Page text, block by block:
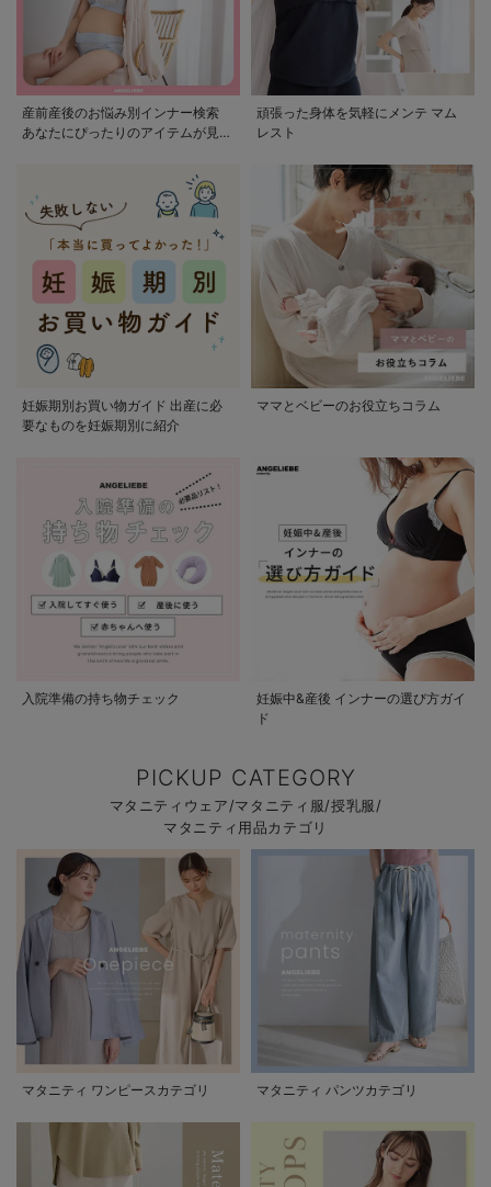
産前産後のお悩み別インナー検索
あなたにぴったりのアイテムが見つ
頑張った身体を気軽にメンテ マム
レスト
妊娠期別お買い物ガイド 出産に必
要なものを妊娠期別に紹介
ママとベビーのお役立ちコラム
入院準備の持ち物チェック
妊娠中&産後 インナーの選び方ガイ
ド
PICKUP CATEGORY
マタニティウェア/マタニティ服/授乳服/
マタニティ用品カテゴリ
マタニティ ワンピースカテゴリ マタニティ パンツカテゴリ